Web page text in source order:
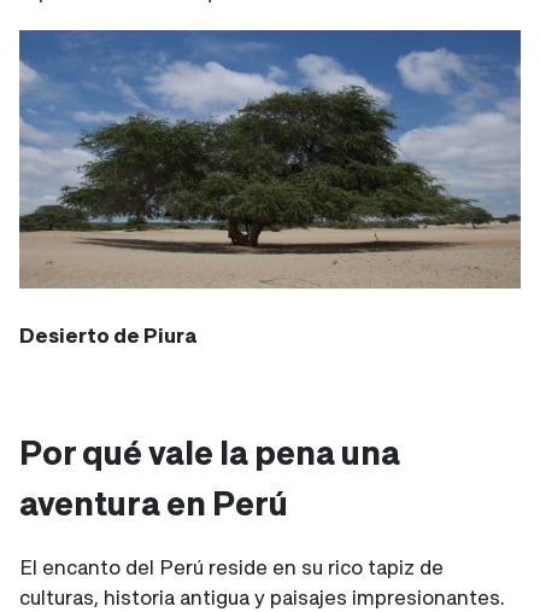
Desierto de Piura
Por qué vale la pena una
aventura en Perú
El encanto del Perú reside en su rico tapiz de
culturas, historia antigua y paisajes impresionantes.